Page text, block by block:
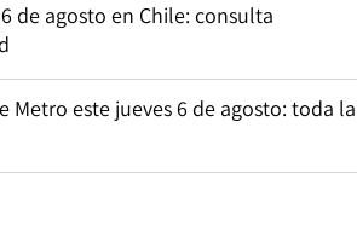
de agosto en Chile: consulta
Metro este jueves 6 de agosto: toda la